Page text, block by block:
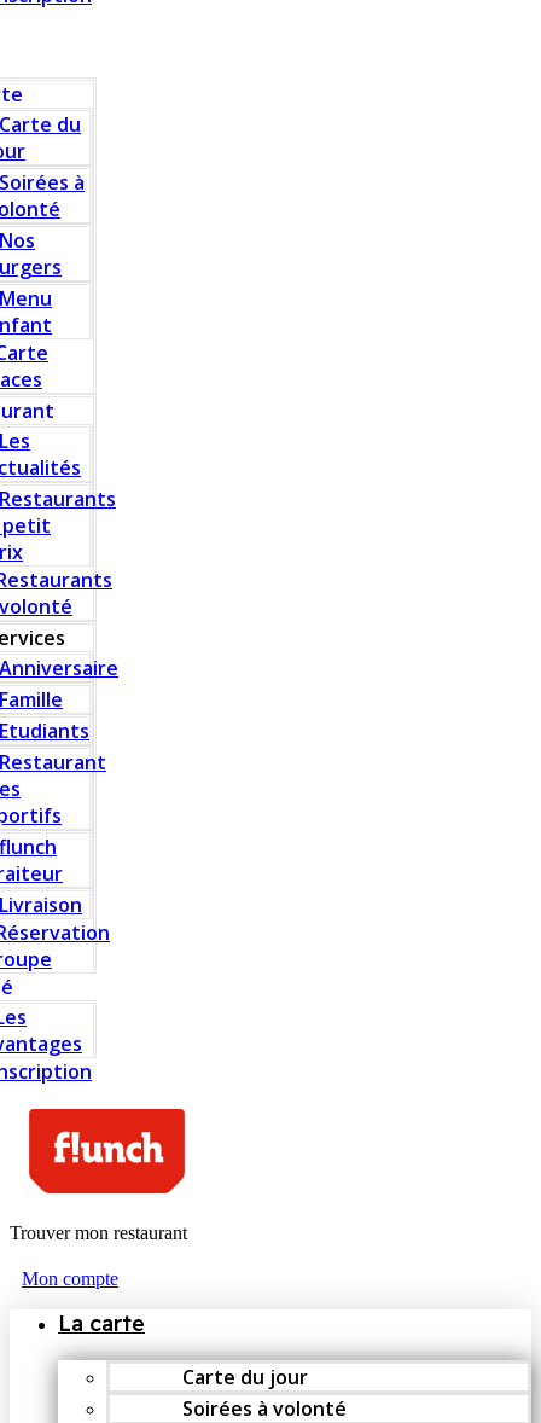
Carte du
Soirées à
Nos
Menu
Les
Restaurants
petit
Anniversaire
Famille
Etudiants
Restaurant
flunch
Livraison
Trouver mon restaurant
Mon compte
La carte
Carte du jour
Soirées à volonté